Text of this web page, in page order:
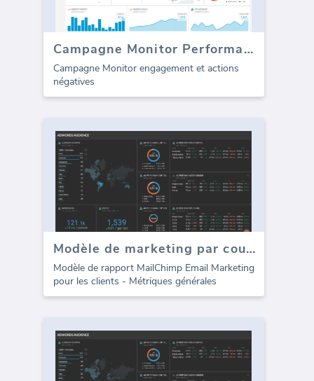
Campagne Monitor Performance
Campagne Monitor engagement et actions
négatives
Modèle de marketing par courrier électronique MailChimp pour les agences (Rapport)
Modèle de rapport MailChimp Email Marketing
pour les clients - Métriques générales